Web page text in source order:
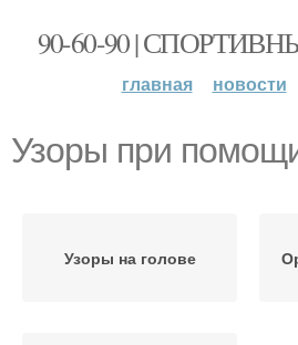
90-60-90 |
главная новости
Узоры при
Узоры на голове